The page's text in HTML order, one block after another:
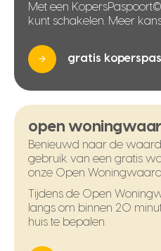
Met een
kunt schakelen. Meer
gratis
open
Benieuwd naar de
gebruik van een gratis
onze Open
Tijdens de Open
langs om binnen 20
huis te bepalen.